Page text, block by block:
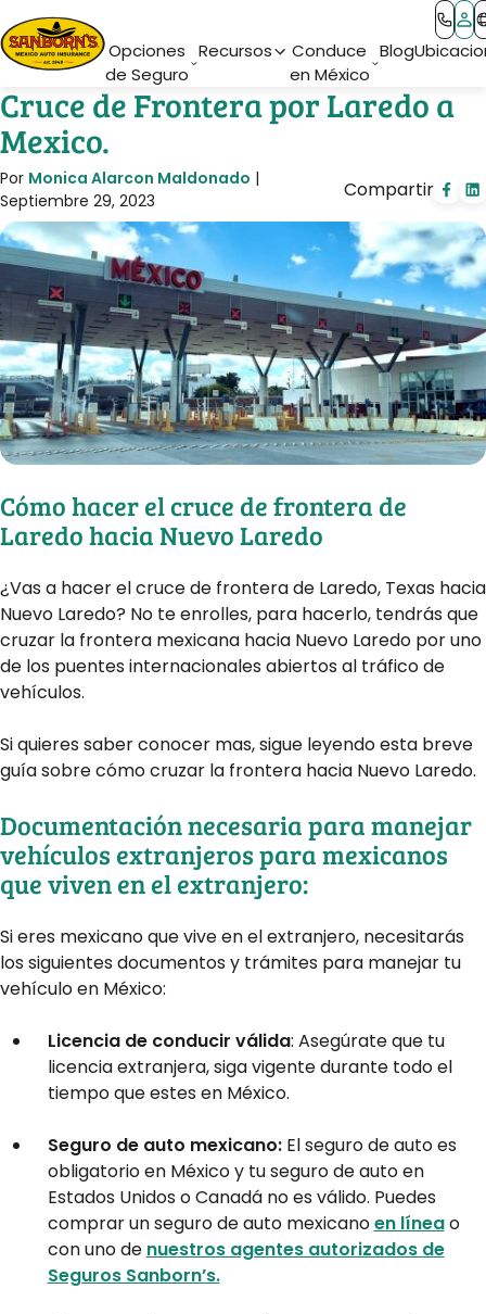
Main Navigation
Opciones
de Seguro
Recursos
Conduce
en México
Blog
Cruce de Frontera por Laredo a
Mexico.
Por Monica Alarcon Maldonado |
Septiembre 29, 2023
Compartir
Cómo hacer el cruce de frontera de
Laredo hacia Nuevo Laredo
¿Vas a hacer el cruce de frontera de Laredo, Texas hacia
Nuevo Laredo? No te enrolles, para hacerlo, tendrás que
cruzar la frontera mexicana hacia Nuevo Laredo por uno
de los puentes internacionales abiertos al tráfico de
vehículos.
Si quieres saber conocer mas, sigue leyendo esta breve
guía sobre cómo cruzar la frontera hacia Nuevo Laredo.
Documentación necesaria para manejar
vehículos extranjeros para mexicanos
que viven en el extranjero:
Si eres mexicano que vive en el extranjero, necesitarás
los siguientes documentos y trámites para manejar tu
vehículo en México:
Licencia de conducir válida: Asegúrate que tu
licencia extranjera, siga vigente durante todo el
tiempo que estes en México.
Seguro de auto mexicano:El seguro de auto es
obligatorio en México y tu seguro de auto en
Estados Unidos o Canadá no es válido. Puedes
comprar un seguro de auto mexicanoen líneao
con uno de nuestros agentes autorizados de
Seguros Sanborn’s.